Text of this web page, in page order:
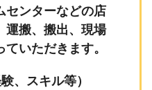
センターなどの店
運搬、搬出、現場
いただきます。
、スキル等）